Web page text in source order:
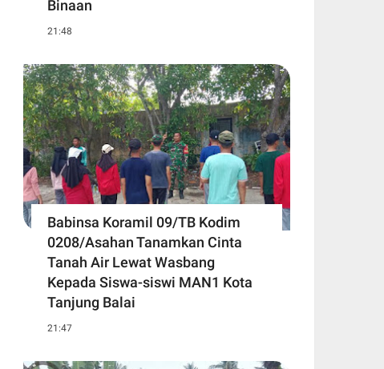
Binaan
21:48
Babinsa Koramil 09/TB Kodim
0208/Asahan Tanamkan Cinta
Tanah Air Lewat Wasbang
Kepada Siswa-siswi MAN1 Kota
Tanjung Balai
21:47